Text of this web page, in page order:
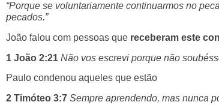
“Porque se voluntariamente continuarmos no
pecados.”
João falou com pessoas que receberam este
1 João 2:21 Não vos escrevi porque não
Paulo condenou aqueles que estão
2 Timóteo 3:7 Sempre aprendendo, mas nunca